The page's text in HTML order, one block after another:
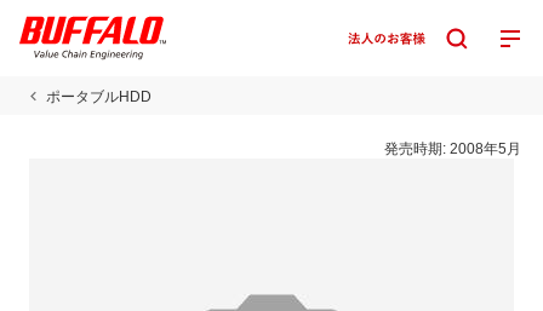
ポータブルHDD
発売時期:2008年5月